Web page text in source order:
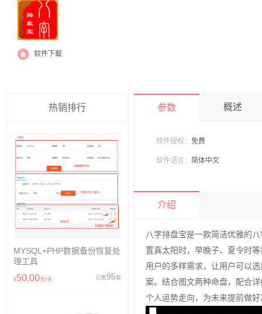
软件下载
热销排行
MYSQL+PHP数据备份恢复处
理工具
¥50.00元/天 已售95套
参数 概述
软件授权：免费
软件语言：简体中文
介绍
八字排盘宝是一款简洁优雅的
置真太阳时，早晚子、夏令时
用户的多样需求，让用户可以
案。结合图文两种命盘，配合
个人运势走向，为未来提前做